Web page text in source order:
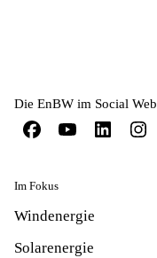
Die EnBW im Social Web
Im Fokus
Windenergie
Solarenergie